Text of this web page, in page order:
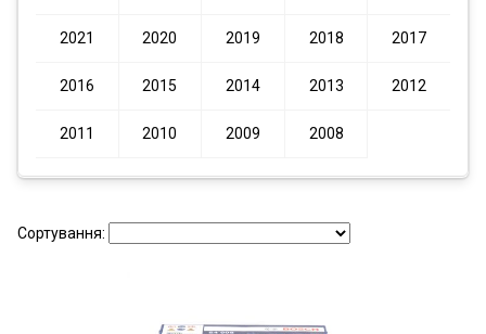
2021 2020 2019 2018 2017
2016 2015 2014 2013 2012
2011 2010 2009 2008
Сортування: